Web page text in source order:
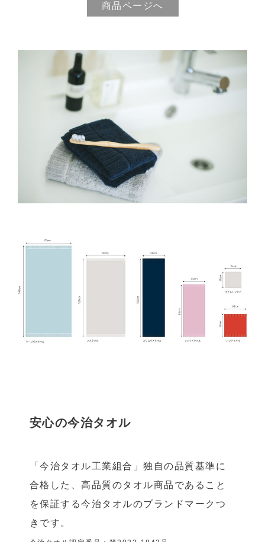
商品ページへ
安心の今治タオル
「今治タオル工業組合」独自の品質基準に
合格した、高品質のタオル商品であること
を保証する今治タオルのブランドマークつ
きです。